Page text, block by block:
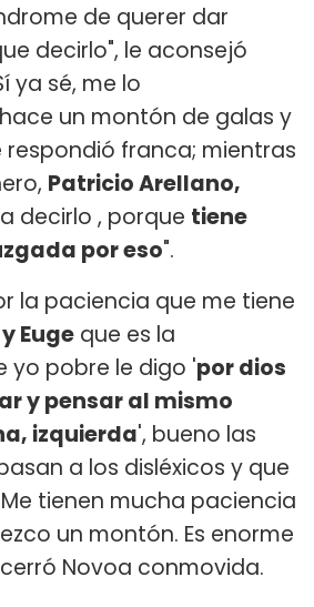
de querer dar
decirlo", le aconsejó
ya sé, me lo
un montón de galas y
respondió franca; mientras
Patricio Arellano,
decirlo , porque tiene
por eso".
la paciencia que me tiene
Euge que es la
yo pobre le digo 'por dios
y pensar al mismo
izquierda', bueno las
a los disléxicos y que
tienen mucha paciencia
un montón. Es enorme
Novoa conmovida.